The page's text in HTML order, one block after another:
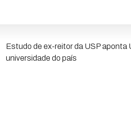
Estudo de ex-reitor da USP aponta
universidade do país